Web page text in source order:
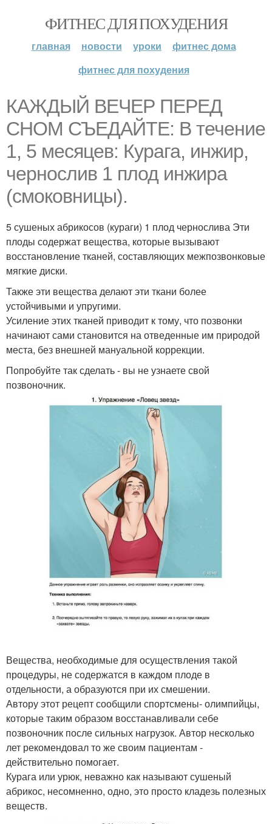
ФИТНЕС ДЛЯ ПОХУДЕНИЯ
главная новости уроки
фитнес дома
фитнес для похудения
КАЖДЫЙ ВЕЧЕР ПЕРЕД
СНОМ СЪЕДАЙТЕ: В течение
1, 5 месяцев: Курага, инжир,
чернослив 1 плод инжира
(смоковницы).
5 сушеных абрикосов (кураги) 1 плод чернослива Эти
плоды содержат вещества, которые вызывают
восстановление тканей, составляющих межпозвонковые
мягкие диски.
Также эти вещества делают эти ткани более
устойчивыми и упругими.
Усиление этих тканей приводит к тому, что позвонки
начинают сами становится на отведенные им природой
места, без внешней мануальной коррекции.
Попробуйте так сделать - вы не узнаете свой
позвоночник.
Вещества, необходимые для осуществления такой
процедуры, не содержатся в каждом плоде в
отдельности, а образуются при их смешении.
Автору этот рецепт сообщили спортсмены- олимпийцы,
которые таким образом восстанавливали себе
позвоночник после сильных нагрузок. Автор несколько
лет рекомендовал то же своим пациентам -
действительно помогает.
Курага или урюк, неважно как называют сушеный
абрикос, несомненно, одно, это просто кладезь полезных
веществ.